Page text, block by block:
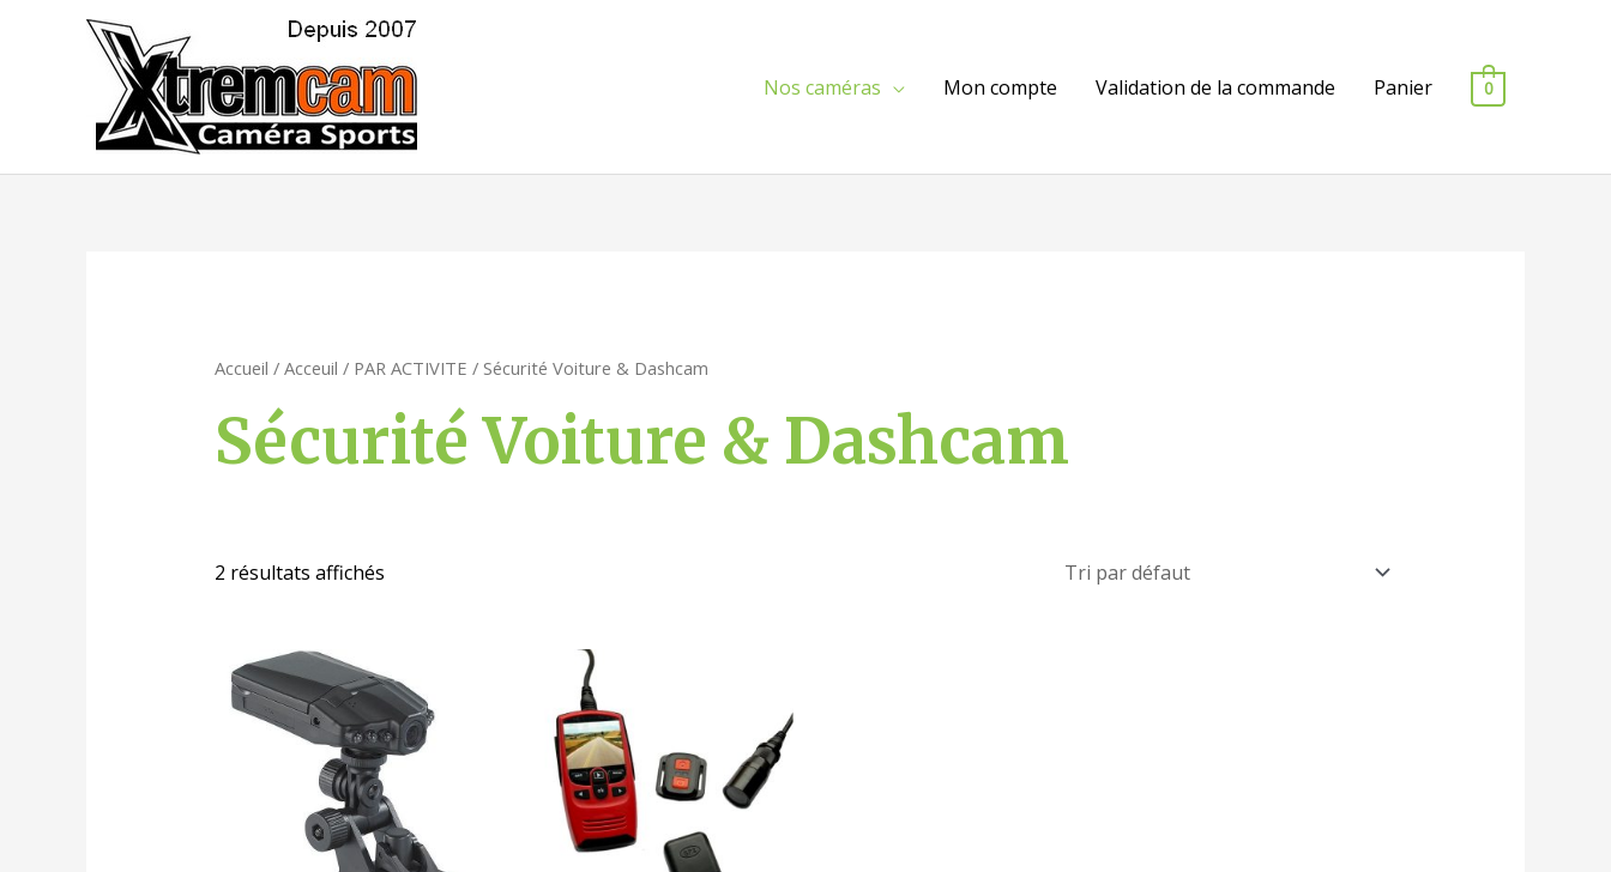
Nos caméras Mon compte Validation de la commande Panier 0
Accueil / Acceuil / PAR ACTIVITE / Sécurité Voiture & Dashcam
Sécurité Voiture & Dashcam
2 résultats affichés